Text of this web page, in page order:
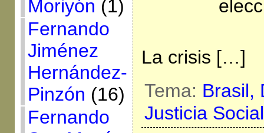
Moriyón (1)
Fernando
Jiménez
Hernández-
Pinzón (16)
Fernando
La crisis […]
Tema: Brasil,
Justicia